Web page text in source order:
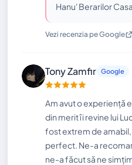
Hanu' Berarilor
Vezi recenzia pe Google
Tony Zamfir Google
Am avut o experiență
din merit îi revine lui
fost extrem de amabil,
perfect. Ne-a
ne-a făcut să ne